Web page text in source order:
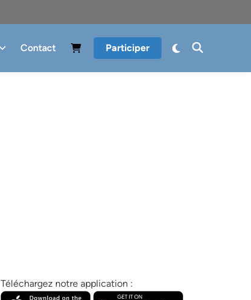
Contact Participer
Téléchargez notre application :